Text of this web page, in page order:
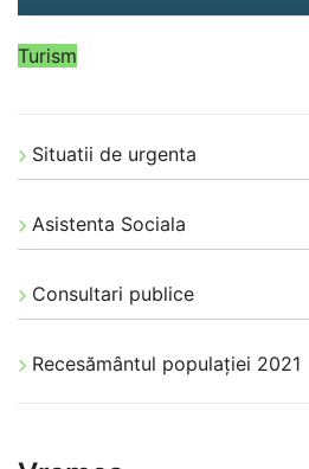
Turism
Situatii de urgenta
Asistenta Sociala
Consultari publice
Recesământul populației 2021